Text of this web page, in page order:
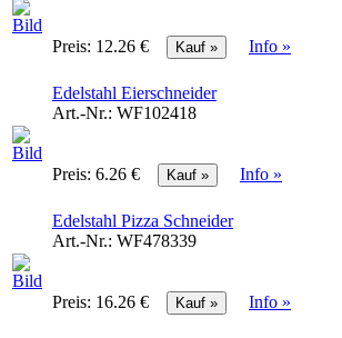
Preis: 12.26 € Info »
Edelstahl Eierschneider
Art.-Nr.: WF102418
Preis: 6.26 € Info »
Edelstahl Pizza Schneider
Art.-Nr.: WF478339
Preis: 16.26 € Info »